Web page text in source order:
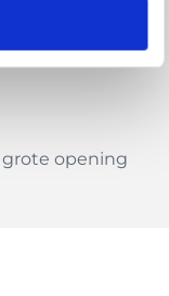
design
opening